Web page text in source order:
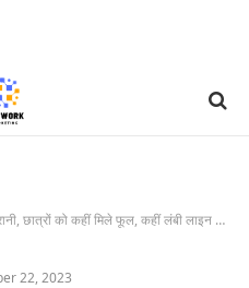
को कहीं मिले फूल, कहीं लंबी लाइन और कहीं मिला ठंडा पानी
22, 2023